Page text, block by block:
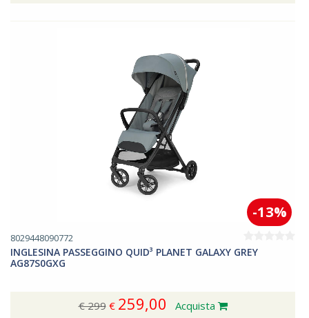
8029448090772
INGLESINA PASSEGGINO QUID³ PLANET GALAXY GREY
AG87S0GXG
€ 299€ 259,00
-13%
Acquista